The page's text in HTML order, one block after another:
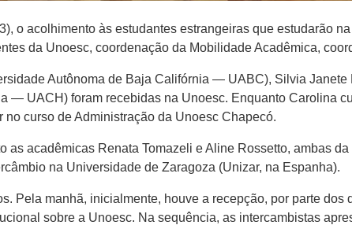
o acolhimento às estudantes estrangeiras que estudarão
da Unoesc, coordenação da Mobilidade Acadêmica,
Autônoma de Baja Califórnia — UABC), Silvia Janete
— UACH) foram recebidas na Unoesc. Enquanto Carolina
curso de Administração da Unoesc Chapecó.
acadêmicas Renata Tomazeli e Aline Rossetto, ambas
na Universidade de Zaragoza (Unizar, na Espanha).
Pela manhã, inicialmente, houve a recepção, por parte dos
sobre a Unoesc. Na sequência, as intercambistas